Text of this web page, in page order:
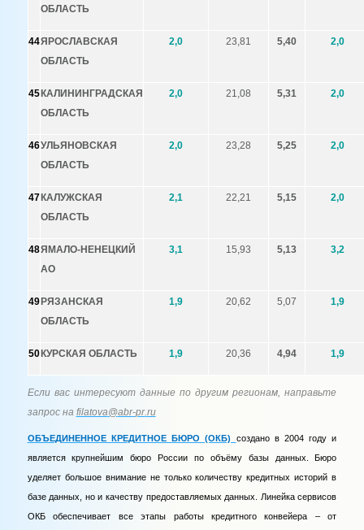
ОБЛАСТЬ
44ЯРОСЛАВСКАЯ
ОБЛАСТЬ
2,0 23,81 5,40 2,0
45 КАЛИНИНГРАДСКАЯ
ОБЛАСТЬ
2,0 21,08 5,31 2,0
46УЛЬЯНОВСКАЯ
ОБЛАСТЬ
2,0 23,28 5,25 2,0
47 КАЛУЖСКАЯ
ОБЛАСТЬ
2,1 22,21 5,15 2,0
48ЯМАЛО-НЕНЕЦКИЙ
АО
3,1 15,93 5,13 3,2
49 РЯЗАНСКАЯ
ОБЛАСТЬ
1,9 20,62 5,07 1,9
50 КУРСКАЯ ОБЛАСТЬ 1,9 20,36 4,94 1,9
Если вас интересуют данные по другим регионам, направьте
запрос на filatova@abr-pr.ru
ОБЪЕДИНЕННОЕ КРЕДИТНОЕ БЮРО (ОКБ) создано в 2004 году и
является крупнейшим бюро России по объёму базы данных. Бюро
уделяет большое внимание не только количеству кредитных историй в
базе данных, но и качеству предоставляемых данных. Линейка сервисов
ОКБ обеспечивает все этапы работы кредитного конвейера – от